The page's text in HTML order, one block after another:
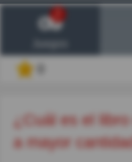
2
¿Cuál es el libro no religioso que ha sido traducido
a mayor